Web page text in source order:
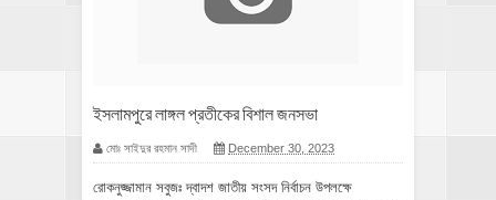
ইসলামপুরে লাঙ্গল প্রতীকের বিশাল জনসভা
মোঃ সাইদুর রহমান সাদী December 30, 2023
রোকনুজ্জামান সবুজঃ দ্বাদশ জাতীয় সংসদ নির্বাচন উপলক্ষে